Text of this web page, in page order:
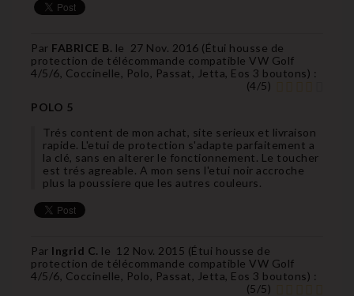
Par FABRICE B. le 27 Nov. 2016 (Étui housse de
protection de télécommande compatible VW Golf
4/5/6, Coccinelle, Polo, Passat, Jetta, Eos 3 boutons) :
(4/5)
POLO 5
Trés content de mon achat, site serieux et livraison
rapide. L'etui de protection s'adapte parfaitement a
la clé, sans en alterer le fonctionnement. Le toucher
est trés agreable. A mon sens l'etui noir accroche
plus la poussiere que les autres couleurs.
Par Ingrid C. le 12 Nov. 2015 (Étui housse de
protection de télécommande compatible VW Golf
4/5/6, Coccinelle, Polo, Passat, Jetta, Eos 3 boutons) :
(5/5)